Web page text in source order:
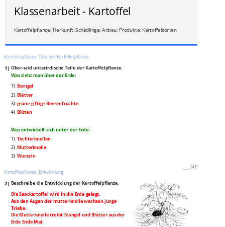
Klassenarbeit - Kartoffel
Kartoffelpflanze; Herkunft; Schädlinge; Anbau; Produkte; Kartoffelsorten
Kartoffelpflanze, Teile der Kartoffelpflanze
1) Ober-und unterirdische Teile der Kartoffelpflanze.
Was sieht man über der Erde:
1) Stengel
2) Blätter
3) grüne giftige Beerenfrüchte
4) Blüten
Was entwickelt sich unter der Erde:
1) Tochterknollen
2) Mutterknolle
3) Wurzeln
/4P
Kartoffelpflanze, Entwicklung
2) Beschreibe die Entwicklung der Kartoffelpflanze.
Die Saatkartoffel wird in die Erde gelegt.
Aus den Augen der mutterknolle wachsen junge
Triebe.
Die Mutterknolle treibt Stängel und Blätter aus der
Erde Ende Mai.